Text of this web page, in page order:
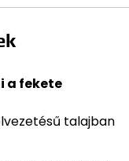
a fekete
talajban